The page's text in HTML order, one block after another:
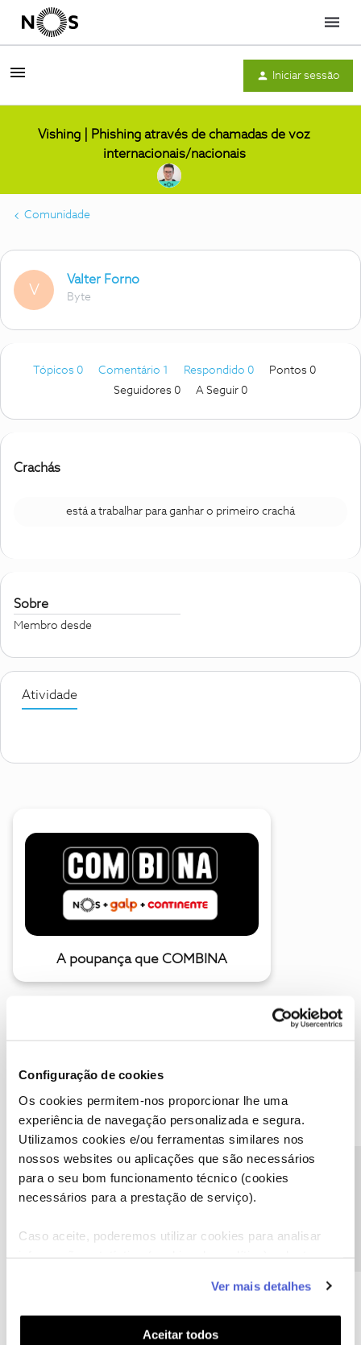
Configuração de cookies
Os cookies permitem-nos proporcionar lhe uma
experiência de navegação personalizada e segura.
Utilizamos cookies e/ou ferramentas similares nos
nossos websites ou aplicações que são necessários
para o seu bom funcionamento técnico (cookies
necessários para a prestação de serviço).
Caso aceite, poderemos utilizar cookies para analisar
funcionalidades (cookies de personalização e
funcionalidade) e adaptar anúncios aos seus interesses
(cookies de publicidade personalizada). Pode gerir a
Ver mais detalhes
Aceitar todos
Menu
Iniciar sessão
Vishing | Phishing através de chamadas de voz
internacionais/nacionais
Comunidade
V
Valter Forno
Byte
Tópicos 0 Comentário 1 Respondido 0
Pontos 0
Seguidores 0 A Seguir 0
Crachás
está a trabalhar para ganhar o primeiro crachá
Sobre
Membro desde
Atividade
A poupança que COMBINA
Descubra as novidades de julho
Hall of Fame de julho